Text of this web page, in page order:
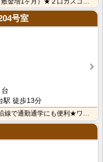
号室
駅 徒歩13分
渋谷駅まで約30分！人気の田園都市線沿線で通勤通学にも便利★ワイドな収納とレイアウトのしやすい7帖の･･･